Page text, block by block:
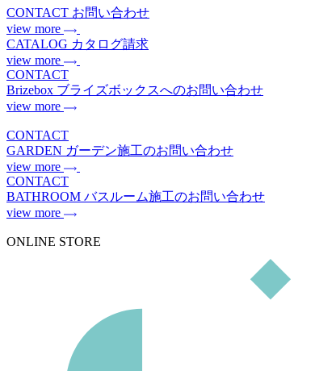
CONTACT お問い合わせ
view more
CATALOG カタログ請求
view more
CONTACT
Brizebox ブライズボックスへのお問い合わせ
view more
CONTACT
GARDEN ガーデン施工のお問い合わせ
view more
CONTACT
BATHROOM バスルーム施工のお問い合わせ
view more
ONLINE STORE